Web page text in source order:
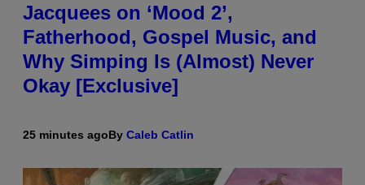
Jacquees on ‘Mood 2’,
Fatherhood, Gospel Music, and
Why Simping Is (Almost) Never
Okay [Exclusive]
25 minutes agoBy Caleb Catlin